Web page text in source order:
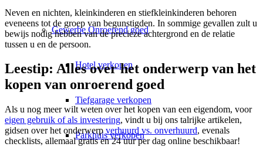
Gewerbe Onroerend goed
Hotel verkopen
Tiefgarage verkopen
Parkhuis verkopen
Neven en nichten, kleinkinderen en stiefkleinkinderen behoren
eveneens tot de groep van begunstigden. In sommige gevallen zult u
bewijs nodig hebben van de precieze achtergrond en de relatie
tussen u en de persoon.
Leestip: Alles over het onderwerp van het
kopen van onroerend goed
Als u nog meer wilt weten over het kopen van een eigendom, voor
eigen gebruik of als investering, vindt u bij ons talrijke artikelen,
gidsen over het onderwerp verhuurd vs. onverhuurd, evenals
checklists, allemaal gratis en 24 uur per dag online beschikbaar!